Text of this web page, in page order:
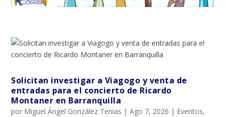
Solicitan investigar a Viagogo y venta de
entradas para el concierto de Ricardo
Montaner en Barranquilla
por Miguel Ángel González Tenias |Ago 7, 2026 | Eventos,